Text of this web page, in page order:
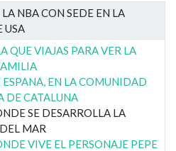
NBA CON SEDE EN LA
USA
QUE VIAJAS PARA VER LA
EN LA COMUNIDAD
DE CATALUNA
SE DESARROLLA LA
MAR
VIVE EL PERSONAJE PEPE